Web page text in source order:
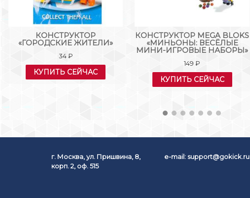
КОНСТРУКТОР
«ГОРОДСКИЕ ЖИТЕЛИ»
34₽
КУПИТЬ СЕЙЧАС
КОНСТРУКТОР MEGA BLOKS
«МИНЬОНЫ: ВЕСЁЛЫЕ
МИНИ-ИГРОВЫЕ НАБОРЫ»
149₽
КУПИТЬ СЕЙЧАС
г. Москва, ул. Пришвина, 8,
корп. 2, оф. 515
e-mail: support@gokick.ru